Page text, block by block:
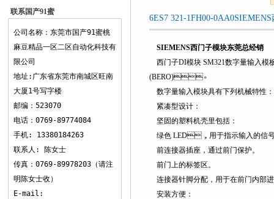
联系国产91蜜
桃麻豆精品一
区二区
公司名称：东莞市国产91蜜桃
麻豆精品一区二区自动化科技有
限公司
地址:广东省东莞市南城区旺南
大厦1号写字楼
邮编：523070
电话：0769-89774084
手机: 13380184263
联系人: 陈女士
传真：0769-89978203（请注
明陈女士收）
E-mail:
6ES7 321-1FH00-0AA0SIEMENS
SIEMENS西门子模块东莞总经销
西门子DI模块 SM321数字量输入模
(BERO)。
数字量输入模块具有下列机械特性：
紧凑型设计：
坚固的塑料机壳里包括：
绿色 LED，用于指示输入的信号状
前连接器插座，通过前门保护。
前门上的标签区。
连接器针脚分配，用于在前门内部进
安装方便：